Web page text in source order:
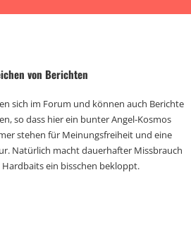
von Berichten
sich im Forum und können auch Berichte
so dass hier ein bunter Angel-Kosmos
stehen für Meinungsfreiheit und eine
Natürlich macht dauerhafter Missbrauch
ein bisschen bekloppt.